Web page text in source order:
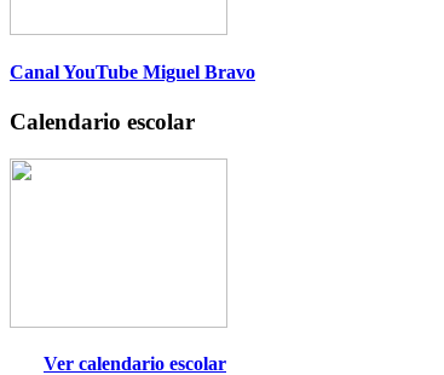
Canal YouTube Miguel Bravo
Calendario escolar
Ver calendario escolar